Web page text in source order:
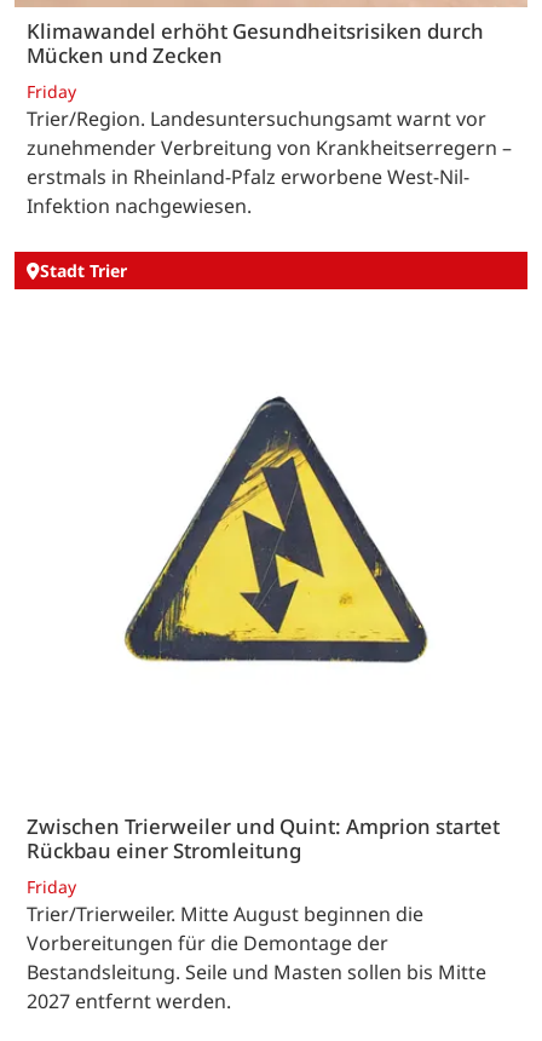
Klimawandel erhöht Gesundheitsrisiken durch
Mücken und Zecken
Friday
Trier/Region. Landesuntersuchungsamt warnt vor
zunehmender Verbreitung von Krankheitserregern –
erstmals in Rheinland-Pfalz erworbene West-Nil-
Infektion nachgewiesen.
Stadt Trier
Zwischen Trierweiler und Quint: Amprion startet
Rückbau einer Stromleitung
Friday
Trier/Trierweiler. Mitte August beginnen die
Vorbereitungen für die Demontage der
Bestandsleitung. Seile und Masten sollen bis Mitte
2027 entfernt werden.